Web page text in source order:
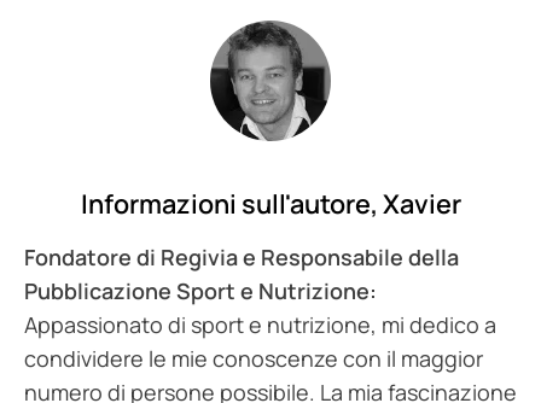
Informazioni sull'autore, Xavier
Fondatore di Regivia e Responsabile della
Pubblicazione Sport e Nutrizione:
Appassionato di sport e nutrizione, mi dedico a
condividere le mie conoscenze con il maggior
numero di persone possibile. La mia fascinazione